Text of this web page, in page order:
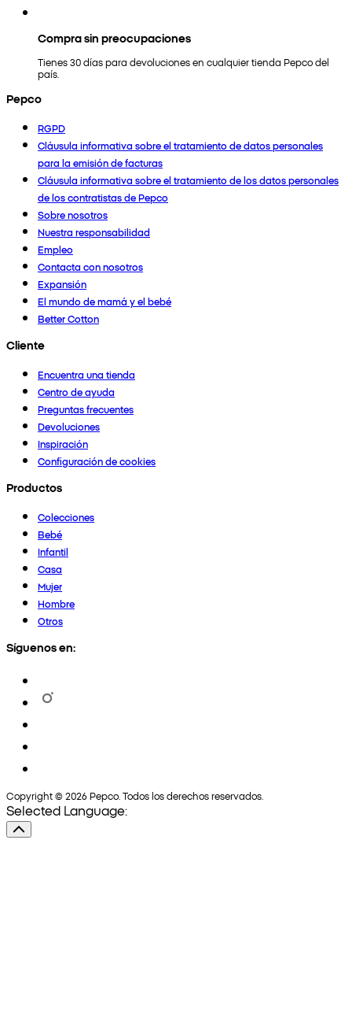
Compra sin preocupaciones
Tienes 30 días para devoluciones en cualquier tienda Pepco del
país.
Pepco
RGPD
Cláusula informativa sobre el tratamiento de datos personales
para la emisión de facturas
Cláusula informativa sobre el tratamiento de los datos personales
de los contratistas de Pepco
Sobre nosotros
Nuestra responsabilidad
Empleo
Contacta con nosotros
Expansión
El mundo de mamá y el bebé
Better Cotton
Cliente
Encuentra una tienda
Centro de ayuda
Preguntas frecuentes
Devoluciones
Inspiración
Configuración de cookies
Productos
Colecciones
Bebé
Infantil
Casa
Mujer
Hombre
Otros
Síguenos en:
Copyright © 2026 Pepco. Todos los derechos reservados.
Selected Language: